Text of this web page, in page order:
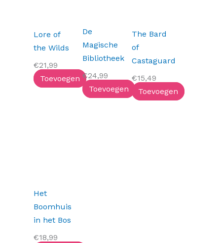
Lore of
the Wilds
€21,99
Toevoegen
De
Magische
Bibliotheek
€24,99
Toevoegen
The Bard
of
Castaguard
€15,49
Toevoegen
Het
Boomhuis
in het Bos
€18,99